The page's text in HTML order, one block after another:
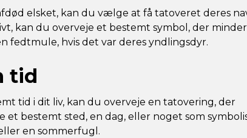
elsket, kan du vælge at få tatoveret deres
kan du overveje et bestemt symbol, der
fedtmule, hvis det var deres yndlingsdyr.
tid
tid i dit liv, kan du overveje en tatovering, der
bestemt sted, en dag, eller noget som
en sommerfugl.